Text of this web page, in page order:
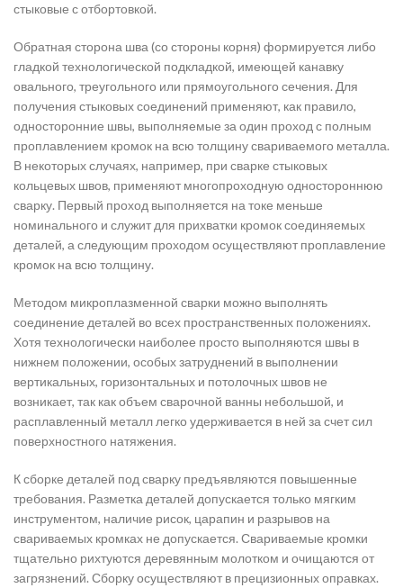
стыковые с отбортовкой.
Обратная сторона шва (со стороны корня) формируется либо
гладкой технологической подкладкой, имеющей канавку
овального, треугольного или прямоугольного сечения. Для
получения стыковых соединений применяют, как правило,
односторонние швы, выполняемые за один проход с полным
проплавлением кромок на всю толщину свариваемого металла.
В некоторых случаях, например, при сварке стыковых
кольцевых швов, применяют многопроходную одностороннюю
сварку. Первый проход выполняется на токе меньше
номинального и служит для прихватки кромок соединяемых
деталей, а следующим проходом осуществляют проплавление
кромок на всю толщину.
Методом микроплазменной сварки можно выполнять
соединение деталей во всех пространственных положениях.
Хотя технологически наиболее просто выполняются швы в
нижнем положении, особых затруднений в выполнении
вертикальных, горизонтальных и потолочных швов не
возникает, так как объем сварочной ванны небольшой, и
расплавленный металл легко удерживается в ней за счет сил
поверхностного натяжения.
К сборке деталей под сварку предъявляются повышенные
требования. Разметка деталей допускается только мягким
инструментом, наличие рисок, царапин и разрывов на
свариваемых кромках не допускается. Свариваемые кромки
тщательно рихтуются деревянным молотком и очищаются от
загрязнений. Сборку осуществляют в прецизионных оправках.